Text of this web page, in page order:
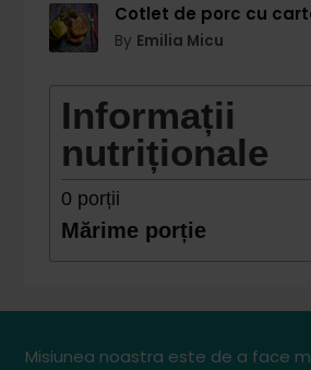
Cotlet de porc cu
By Emilia Micu
Informații
nutriționale
0 porții
Mărime porție
Misiunea noastra este de a face